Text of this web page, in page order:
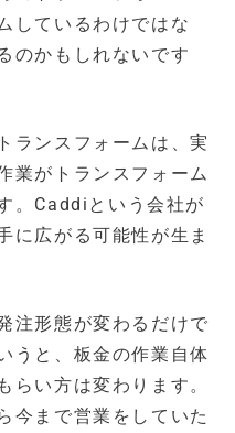
しているわけではな
のかもしれないです
ランスフォームは、実
業がトランスフォーム
。Caddiという会社が
に広がる可能性が生ま
注形態が変わるだけで
うと、板金の作業自体
らい方は変わります。
今まで営業をしていた